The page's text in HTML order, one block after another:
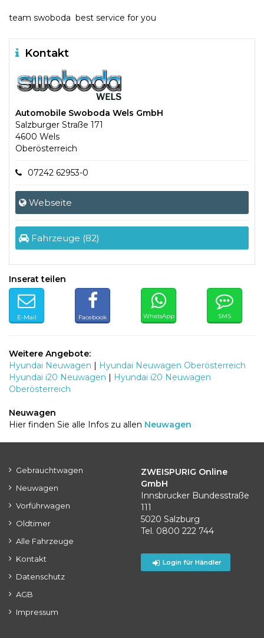
team swoboda  best service for you
Kontakt
Automobile Swoboda Wels GmbH
Salzburger Straße 171
4600 Wels
Oberösterreich
07242 62953-0
Webseite
Fahrzeuge (82)
Inserat teilen
E-Mail Facebook WhatsApp SMS
Weitere Angebote:
Hyundai Neuwagen | Hyundai Neuwagen Oberösterreich
Hyundai i20 Neuwagen | Hyundai i20 Neuwagen
Oberösterreich
Neuwagen
Hier finden Sie alle Infos zu allen Neuwagen
Gebrauchtwagen
Neuwagen
Vorführwagen
Oldtimer
Alle Fahrzeuge
Kontakt
Datenschutz
AGB
Impressum
ZWEISPURIG Online
GmbH
Innsbrucker Bundesstraße
111
5020 Salzburg
Tel. 0800 222 744
Login für Händler